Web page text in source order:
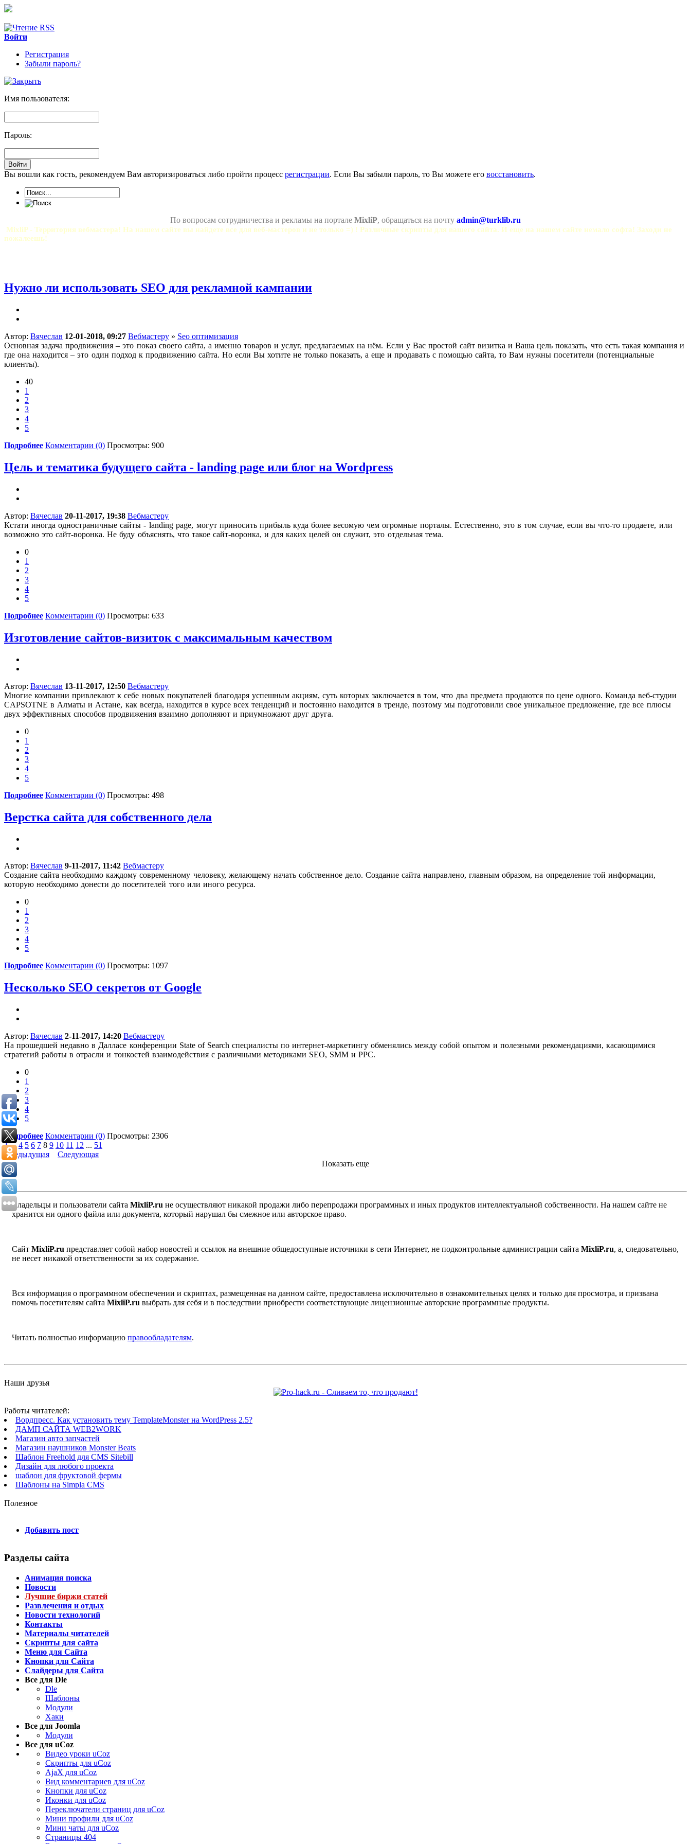
Войти
Регистрация
Забыли пароль?
Имя пользователя:
Пароль:
Вы вошли как гость, рекомендуем Вам авторизироваться либо пройти процесс регистрации. Если Вы забыли пароль, то Вы можете его восстановить.
По вопросам сотрудничества и рекламы на портале MixliP, обращаться на почту admin@turklib.ru
MixliP - Территория вебмастера! На нашем сайте вы найдете все для веб-мастеров и не только =) ! Различные скрипты для вашего сайта. И еще на нашем сайте немало софта! Заходи не
пожалеешь!
Нужно ли использовать SEO для рекламной кампании
Автор: Вячеслав 12-01-2018, 09:27 Вебмастеру » Seo оптимизация
Основная задача продвижения – это показ своего сайта, а именно товаров и услуг, предлагаемых на нём. Если у Вас простой сайт визитка и Ваша цель показать, что есть такая компания и
где она находится – это один подход к продвижению сайта. Но если Вы хотите не только показать, а еще и продавать с помощью сайта, то Вам нужны посетители (потенциальные
клиенты).
40
1
2
3
4
5
Подробнее Комментарии (0) Просмотры: 900
Цель и тематика будущего сайта - landing page или блог на Wordpress
Автор: Вячеслав 20-11-2017, 19:38 Вебмастеру
Кстати иногда одностраничные сайты - landing page, могут приносить прибыль куда более весомую чем огромные порталы. Естественно, это в том случае, если вы что-то продаете, или
возможно это сайт-воронка. Не буду объяснять, что такое сайт-воронка, и для каких целей он служит, это отдельная тема.
0
1
2
3
4
5
Подробнее Комментарии (0) Просмотры: 633
Изготовление сайтов-визиток с максимальным качеством
Автор: Вячеслав 13-11-2017, 12:50 Вебмастеру
Многие компании привлекают к себе новых покупателей благодаря успешным акциям, суть которых заключается в том, что два предмета продаются по цене одного. Команда веб-студии
CAPSOTNEв Алматы и Астане, как всегда, находится в курсе всех тенденций и постоянно находится в тренде, поэтому мы подготовили свое уникальное предложение, где все плюсы
двух эффективных способов продвижения взаимно дополняют и приумножают друг друга.
0
1
2
3
4
5
Подробнее Комментарии (0) Просмотры: 498
Верстка сайта для собственного дела
Автор: Вячеслав 9-11-2017, 11:42 Вебмастеру
Создание сайта необходимо каждому современному человеку, желающему начать собственное дело. Создание сайта направлено, главным образом, на определение той информации,
которую необходимо донести до посетителей того или иного ресурса.
0
1
2
3
4
5
Подробнее Комментарии (0) Просмотры: 1097
Несколько SEO секретов от Google
Автор: Вячеслав 2-11-2017, 14:20 Вебмастеру
На прошедшей недавно в Далласе конференции State of Search специалисты по интернет-маркетингу обменялись между собой опытом и полезными рекомендациями, касающимися
стратегий работы в отрасли и тонкостей взаимодействия с различными методиками SEO, SMM и PPC.
0
1
2
3
4
5
Подробнее Комментарии (0) Просмотры: 2306
1 ... 4 5 6 7 8 9 10 11 12 ... 51
Предыдущая
Следующая
Показать еще
Владельцы и пользователи сайта MixliP.ru не осуществляют никакой продажи либо перепродажи программных и иных продуктов интеллектуальной собственности. На нашем сайте не
хранится ни одного файла или документа, который нарушал бы смежное или авторское право.
Сайт MixliP.ru представляет собой набор новостей и ссылок на внешние общедоступные источники в сети Интернет, не подконтрольные администрации сайта MixliP.ru, а, следовательно,
не несет никакой ответственности за их содержание.
Вся информация о программном обеспечении и скриптах, размещенная на данном сайте, предоставлена исключительно в ознакомительных целях и только для просмотра, и призвана
помочь посетителям сайта MixliP.ru выбрать для себя и в последствии приобрести соответствующие лицензионные авторские программные продукты.
Читать полностью информацию правообладателям.
Наши друзья
Работы читателей:
Вордпресс. Как установить тему TemplateMonster на WordPress 2.5?
ДАМП САЙТА WEB2WORK
Магазин авто запчастей
Магазин наушников Monster Beats
Шаблон Freehold для CMS Sitebill
Дизайн для любого проекта
шаблон для фруктовой фермы
Шаблоны на Simpla CMS
Полезное
Добавить пост
Разделы сайта
Анимация поиска
Новости
Лучшие биржи статей
Развлечения и отдых
Новости технологий
Контакты
Материалы читателей
Скрипты для сайта
Меню для Сайта
Кнопки для Сайта
Слайдеры для Сайта
Все для Dle
Dle
Шаблоны
Модули
Хаки
Все для Joomla
Модули
Все для uCoz
Видео уроки uCoz
Скрипты для uCoz
AjaX для uCoz
Вид комментариев для uCoz
Кнопки для uCoz
Иконки для uCoz
Переключатели страниц для uCoz
Мини профили для uCoz
Мини чаты для uCoz
Страницы 404